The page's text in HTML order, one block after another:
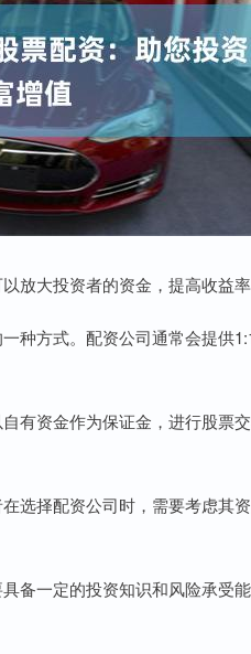
大投资者的资金，提高收益率
种方式。配资公司通常会提供
有资金作为保证金，进行股票
选择配资公司时，需要考虑其
备一定的投资知识和风险承受